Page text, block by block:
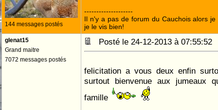
144 messages postés
--------------------
Il n'y a pas de forum du Cauchois alors
je le vis bien!
glenat15
Grand maitre
7072 messages postés
Posté le 24-12-2013 à
felicitation a vous deux enfin
surtout bienvenue aux jumeaux
famille